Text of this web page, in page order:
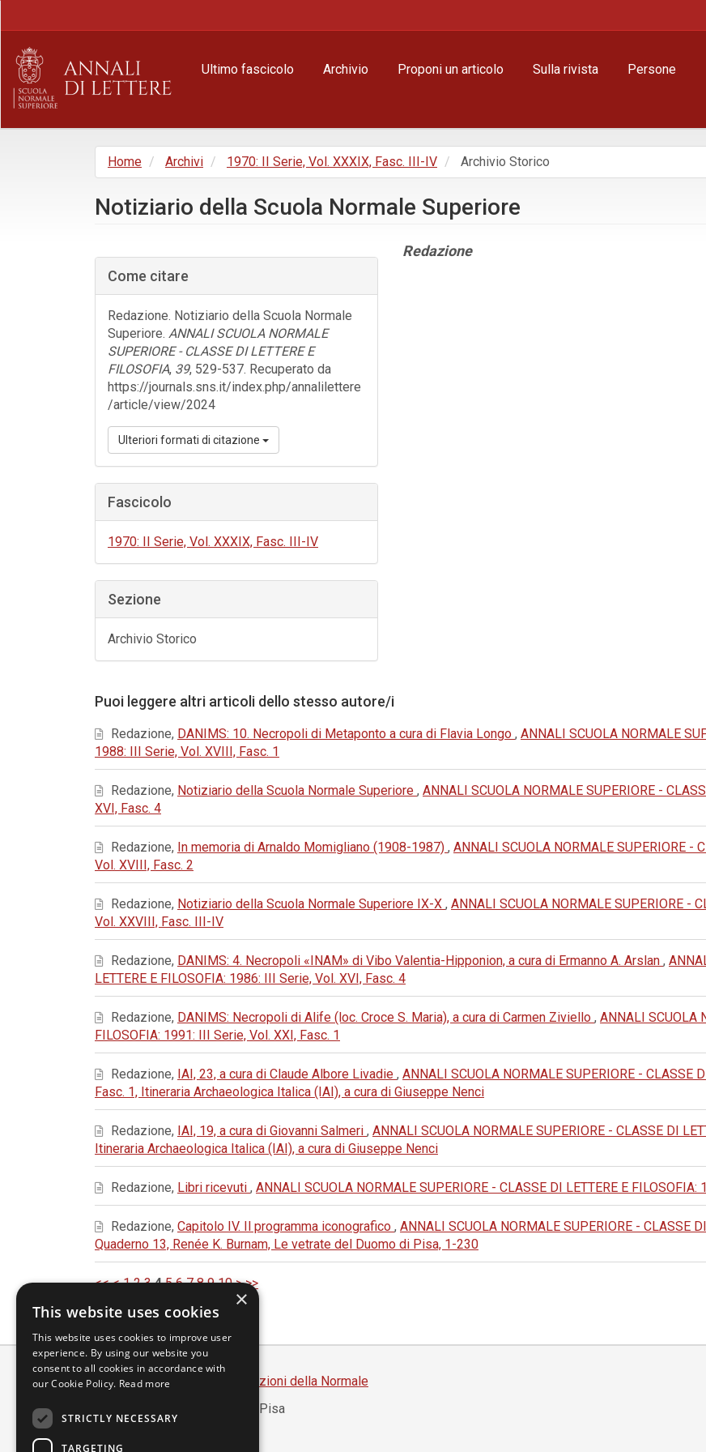
principale
Barra
laterale
Ultimo fascicolo Archivio Proponi un articolo Sulla rivista Persone
Home Archivi 1970: II Serie, Vol. XXXIX, Fasc. III-IV Archivio Storico
Notiziario della Scuola Normale Superiore
laterale
dell'articolo
Come citare
Redazione. Notiziario della Scuola Normale
Superiore. ANNALI SCUOLA NORMALE
SUPERIORE - CLASSE DI LETTERE E
FILOSOFIA, 39, 529-537. Recuperato da
https://journals.sns.it/index.php/annalilettere
/article/view/2024
Ulteriori formati di citazione
Fascicolo
1970: II Serie, Vol. XXXIX, Fasc. III-IV
Sezione
Archivio Storico
Contenuto
Redazione
Puoi leggere altri articoli dello stesso autore/i
Redazione, DANIMS: 10. Necropoli di Metaponto a cura di Flavia Longo , ANNALI SCUOLA NORMALE
1988: III Serie, Vol. XVIII, Fasc. 1
Redazione, Notiziario della Scuola Normale Superiore , ANNALI SCUOLA NORMALE SUPERIORE -
XVI, Fasc. 4
Redazione, In memoria di Arnaldo Momigliano (1908-1987) , ANNALI SCUOLA NORMALE SUPERIORE -
Vol. XVIII, Fasc. 2
Redazione, Notiziario della Scuola Normale Superiore IX-X , ANNALI SCUOLA NORMALE SUPERIORE -
Vol. XXVIII, Fasc. III-IV
Redazione, DANIMS: 4. Necropoli «INAM» di Vibo Valentia-Hipponion, a cura di Ermanno A. Arslan ,
LETTERE E FILOSOFIA: 1986: III Serie, Vol. XVI, Fasc. 4
Redazione, DANIMS: Necropoli di Alife (loc. Croce S. Maria), a cura di Carmen Ziviello , ANNALI SCUOLA
FILOSOFIA: 1991: III Serie, Vol. XXI, Fasc. 1
Redazione, IAI, 23, a cura di Claude Albore Livadie , ANNALI SCUOLA NORMALE SUPERIORE - CLASSE
Fasc. 1, Itineraria Archaeologica Italica (IAI), a cura di Giuseppe Nenci
Redazione, IAI, 19, a cura di Giovanni Salmeri , ANNALI SCUOLA NORMALE SUPERIORE - CLASSE DI
Itineraria Archaeologica Italica (IAI), a cura di Giuseppe Nenci
Redazione, Libri ricevuti , ANNALI SCUOLA NORMALE SUPERIORE - CLASSE DI LETTERE E
Redazione, Capitolo IV. Il programma iconografico , ANNALI SCUOLA NORMALE SUPERIORE - CLASSE
Quaderno 13, Renée K. Burnam, Le vetrate del Duomo di Pisa, 1-230
<< < 1 2 3 4 5 6 7 8 9 10 > >>
Scuola Normale Superiore
Edizioni della Normale
Piazza dei Cavalieri, 7 - 56126 Pisa
Partita IVA 00420000507
×
This website uses cookies
This website uses cookies to improve user
experience. By using our website you
consent to all cookies in accordance with
our Cookie Policy. Read more
STRICTLY NECESSARY
TARGETING